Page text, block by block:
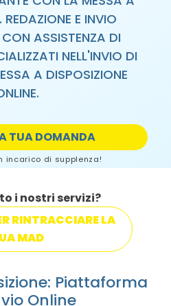
REDAZIONE E INVIO
ASSISTENZA DI
NELL'INVIO DI
A DISPOSIZIONE
TUA DOMANDA
incarico di supplenza!
i nostri servizi?
RINTRACCIARE LA
MAD
Piattaforma
Online